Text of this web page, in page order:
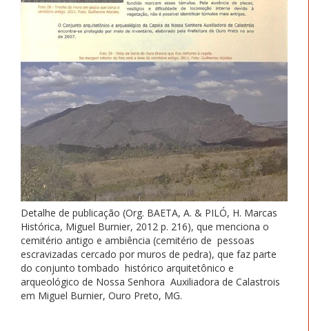
Detalhe de publicação (Org. BAETA, A. & PILÓ, H. Marcas
Histórica, Miguel Burnier, 2012 p. 216), que menciona o
cemitério antigo e ambiência (cemitério de pessoas
escravizadas cercado por muros de pedra), que faz parte
do conjunto tombado histórico arquitetônico e
arqueológico de Nossa Senhora Auxiliadora de Calastrois
em Miguel Burnier, Ouro Preto, MG.